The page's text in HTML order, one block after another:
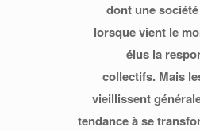
dont une
lorsque vient le
élus la
collectifs. Mais
vieillissent
tendance à se